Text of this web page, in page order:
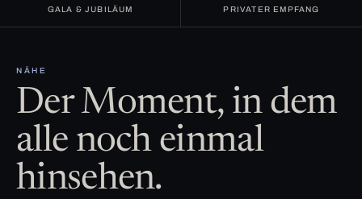
GALA & JUBILÄUM PRIVATER EMPFANG
NÄHE
Der Moment, in dem
alle noch einmal
hinsehen.